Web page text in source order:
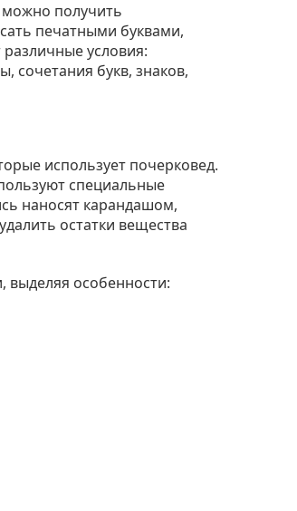
можно получить
печатными буквами,
условия:
сочетания букв, знаков,
использует почерковед.
специальные
наносят карандашом,
остатки вещества
особенности: